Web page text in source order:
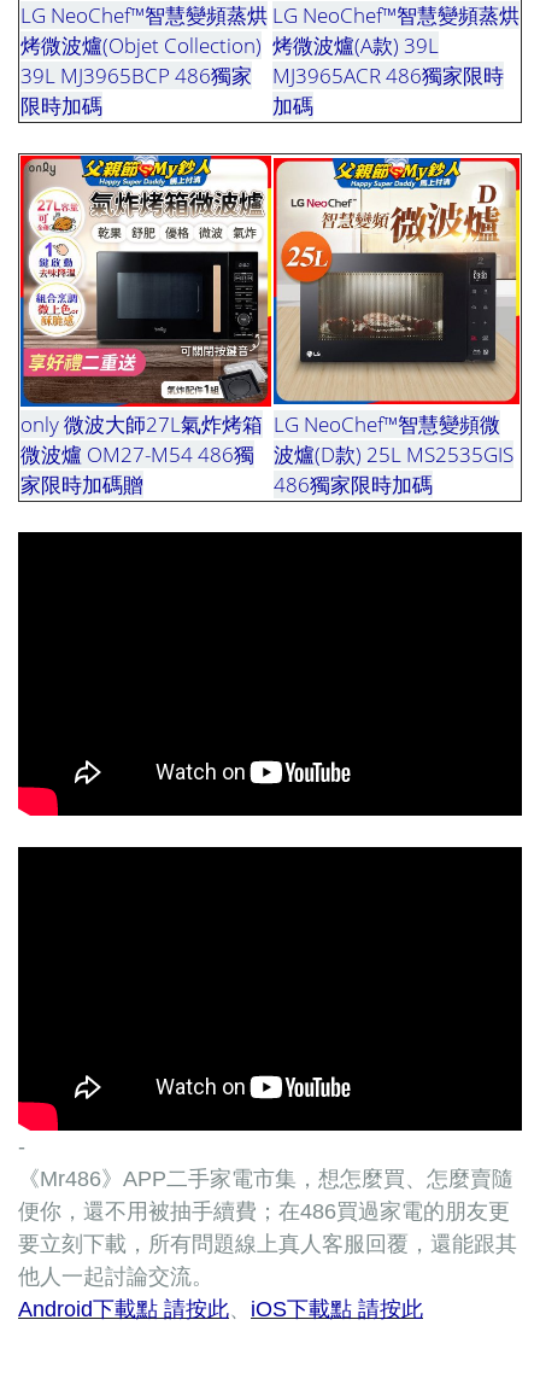
LG NeoChef™智慧變頻蒸烘
烤微波爐(Objet Collection)
39L MJ3965BCP 486獨家
限時加碼
LG NeoChef™智慧變頻蒸烘
烤微波爐(A款) 39L
MJ3965ACR 486獨家限時
加碼
only 微波大師27L氣炸烤箱
微波爐 OM27-M54 486獨
家限時加碼贈
LG NeoChef™智慧變頻微
波爐(D款) 25L MS2535GIS
486獨家限時加碼
-
《Mr486》APP二手家電市集，想怎麼買、怎麼賣隨
便你，還不用被抽手續費；在486買過家電的朋友更
要立刻下載，所有問題線上真人客服回覆，還能跟其
他人一起討論交流。
Android下載點 請按此、 iOS下載點 請按此